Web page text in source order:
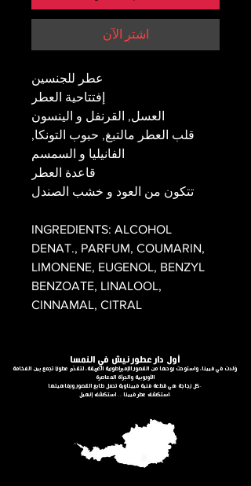
اشترِ الآن
عطر للجنسين
إفتتاحية العطر
العسل, القرنفل و الينسون
قلب العطر مالتبغ, حبوب التونكا,
الفانيليا و السمسم
قاعدة العطر
تتكون من العود و خشب الصندل
INGREDIENTS: ALCOHOL
DENAT., PARFUM, COUMARIN,
LIMONENE, EUGENOL, BENZYL
BENZOATE, LINALOOL,
CINNAMAL, CITRAL
أول دار عطور نيش في النمسا
وُلدت في فيينا، واستوحت روحها من القصور الإمبراطورية العريقة، لتقدّم عطورًا تجمع بين الفخامة
الأوروبية والجرأة المعاصرة
كل زجاجة هي قطعة فنية فييناوية تحمل طابع القصور ورفاهيتها.
استكشف عطر فيينا… استكشف إنهيل.